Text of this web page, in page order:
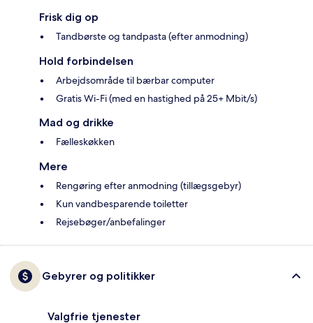
Frisk dig op
Tandbørste og tandpasta (efter anmodning)
Hold forbindelsen
Arbejdsområde til bærbar computer
Gratis Wi-Fi (med en hastighed på 25+ Mbit/s)
Mad og drikke
Fælleskøkken
Mere
Rengøring efter anmodning (tillægsgebyr)
Kun vandbesparende toiletter
Rejsebøger/anbefalinger
Gebyrer og politikker
Valgfrie tjenester